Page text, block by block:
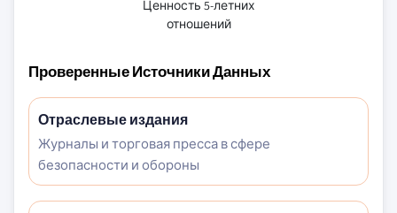
Ценность 5-летних
отношений
Проверенные Источники Данных
Отраслевые издания
Журналы и торговая пресса в сфере
безопасности и обороны